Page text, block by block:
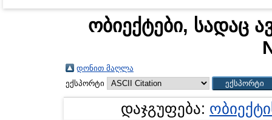
ობიექტები, სადაც
დონით მაღლა
ექსპორტი
დაჯგუფება: